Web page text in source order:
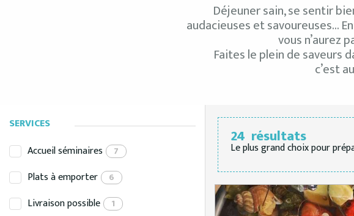
Déjeuner sain, se sentir
audacieuses et savoureuses…
vous n’aurez
Faites le plein de saveurs
c’est
SERVICES
Accueil séminaires
7
Plats à emporter 6
Livraison possible 1
24 résultats
Le plus grand choix pour